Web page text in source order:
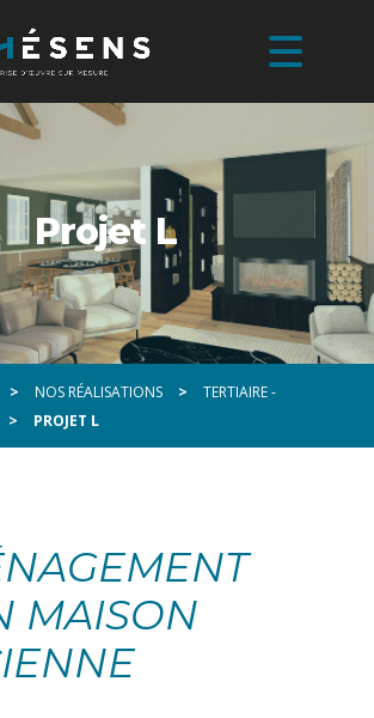
Projet L
> NOS RÉALISATIONS >
TERTIAIRE -
> PROJET L
MAISON